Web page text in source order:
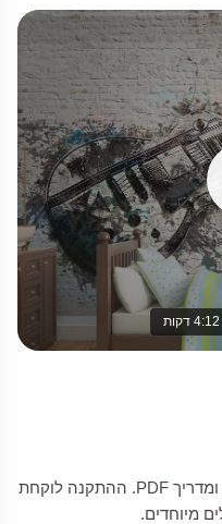
כל טפט מגיע עם הדרכת וידאו מלאה ומדריך PDF. ההתקנה לוקחת